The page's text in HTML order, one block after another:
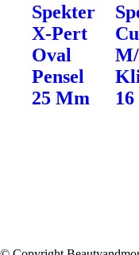
Spekter
X-Pert
Oval
Pensel
25 Mm